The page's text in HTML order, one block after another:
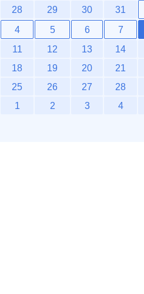
28 29 30 31
4 5 6 7
11 12 13 14
18 19 20 21
25 26 27 28
1 2 3 4